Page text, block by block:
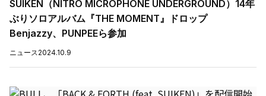
SUIKEN（NITRO MICROPHONE UNDERGROUND）14年
ぶりソロアルバム『THE MOMENT』ドロップ
Benjazzy、PUNPEEら参加
ニュース 2024.10.9